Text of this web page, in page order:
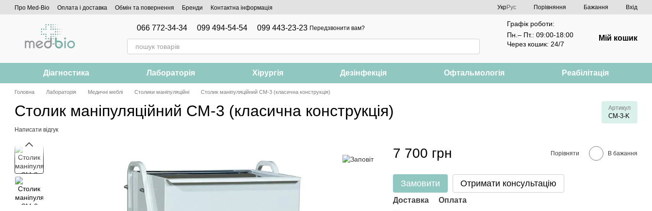
Перейти до основного контенту
Про Med-Bio Оплата і доставка Обмін та повернення Бренди Контактна інформація УкрРус Порівняння Бажання Вхід
066 772-34-34 099 494-54-54 099 443-23-23 Передзвонити вам?
Графік роботи:
Пн.– Пт.: 09:00-18:00
Через кошик: 24/7
Мій кошик
Діагностика Лабораторія Хірургія Дезінфекція Офтальмологія Реабілітація
Головна Лабораторія Медичні меблі Столики маніпуляційні Столик маніпуляційний СМ-3 (класична конструкція)
Столик маніпуляційний СМ-3 (класична конструкція) Артикул
СМ-3-K
Написати відгук
7 700 грн Порівняти В бажання
Замовити Отримати консультацію
Доставка
Оплата